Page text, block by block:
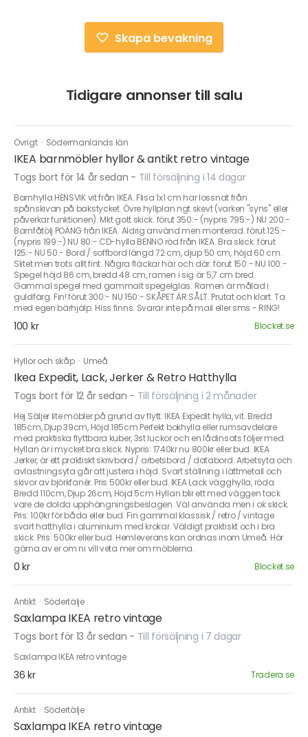
Skapa bevakning
Tidigare annonser till salu
Övrigt · Södermanlands län
IKEA barnmöbler hyllor & antikt retro vintage
Togs bort för 14 år sedan - Till försäljning i 14 dagar
Barnhylla HENSVIK vit från IKEA. Flisa 1x1 cm har lossnat från
spånskivan på bakstycket. Övre hyllplan ngt skevt (varken "syns" eller
påverkar funktionen). Mkt gott skick. förut 350:- (nypris 795:-) NU 200:-
Barnfåtölj POÄNG från IKEA. Aldrig använd men monterad. förut 125:-
(nypris 199:-) NU 80:- CD-hylla BENNO röd från IKEA. Bra skick. förut
125:- NU 50:- Bord / soffbord längd 72 cm, djup 50 cm, höjd 60 cm.
Slitet men trots allt fint. Några fläckar här och där. förut 150:- NU 100:-
Spegel höjd 86 cm, bredd 48 cm, ramen i sig är 5,7 cm bred.
Gammal spegel med gammalt spegelglas. Ramen är målad i
guldfärg. Fin! förut 300:- NU 150:- SKÅPET ÄR SÅLT. Prutat och klart. Ta
med egen bärhjälp. Hiss finns. Svarar inte på mail eller sms - RING!
100 kr Blocket.se
Hyllor och skåp · Umeå
Ikea Expedit, Lack, Jerker & Retro Hatthylla
Togs bort för 12 år sedan - Till försäljning i 2 månader
Hej Säljer lite möbler på grund av flytt. IKEA Expedit hylla, vit. Bredd
185cm, Djup 39cm, Höjd 185cm Perfekt bokhylla eller rumsavdelare
med praktiska flyttbara kuber, 3st luckor och en lådinsats följer med.
Hyllan är i mycket bra skick. Nypris: 1740kr nu 800kr eller bud. IKEA
Jerker, är ett praktiskt skrivbord / arbetsbord / databord. Arbetsyta och
avlastningsyta går att justera i höjd. Svart ställning i lättmetall och
skivor av björkfanér. Pris 500kr eller bud. IKEA Lack vägghylla, röda.
Bredd 110cm, Djup 26cm, Höjd 5cm Hyllan blir ett med väggen tack
vare de dolda upphängningsbeslagen. Väl använda men i ok skick.
Pris: 100kr för båda eller bud. Fin gammal klassisk / retro / vintage
svart hatthylla i aluminium med krokar. Väldigt praktiskt och i bra
skick. Pris: 500kr eller bud. Hemleverans kan ordnas inom Umeå. Hör
gärna av er om ni vill veta mer om möblerna.
0 kr Blocket.se
Antikt · Södertälje
Saxlampa IKEA retro vintage
Togs bort för 13 år sedan - Till försäljning i 7 dagar
Saxlampa IKEA retro vintage
36 kr Tradera.se
Antikt · Södertälje
Saxlampa IKEA retro vintage